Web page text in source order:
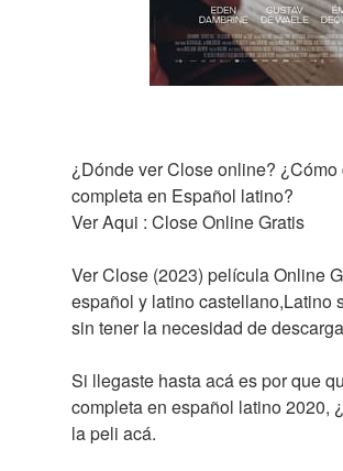
¿Dónde ver Close online?
completa en Español latino?
Ver Aqui : Close Online Gratis
Ver Close (2023) película Online
español y latino castellano,Latino
sin tener la necesidad de
Si llegaste hasta acá es por que
completa en español latino 2020,
la peli acá.